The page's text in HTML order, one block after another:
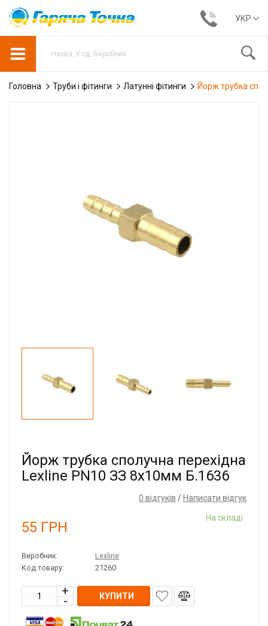
УКР
Головна Труби і фітинги Латунні фітинги Йорж трубка
Йорж трубка сполучна перехідна
Lexline PN10 ЗЗ 8x10мм Б.1636
0 відгуків / Написати відгук
55 ГРН
На складі
Виробник:
Lexline
Код товару:
21260
КУПИТИ